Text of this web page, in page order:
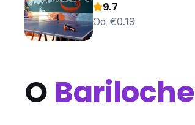
9.7
Od €0.19
O Bariloche